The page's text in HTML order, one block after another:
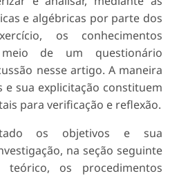
e algébricas por parte dos
os conhecimentos
de um questionário
nesse artigo. A maneira
e sua explicitação constituem
para verificação e reflexão.
os objetivos e sua
na seção seguinte
teórico, os procedimentos